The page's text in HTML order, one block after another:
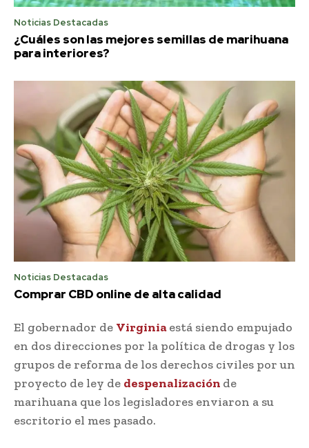
Noticias Destacadas
¿Cuáles son las mejores semillas de marihuana
para interiores?
Noticias Destacadas
Comprar CBD online de alta calidad
El gobernador de Virginiaestá siendo empujado
en dos direcciones por la política de drogas y los
grupos de reforma de los derechos civiles por un
proyecto de ley de despenalización de
marihuana que los legisladores enviaron a su
escritorio el mes pasado.